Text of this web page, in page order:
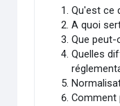
Qu'est ce
A quoi
Que peut-
Quelles
Comment